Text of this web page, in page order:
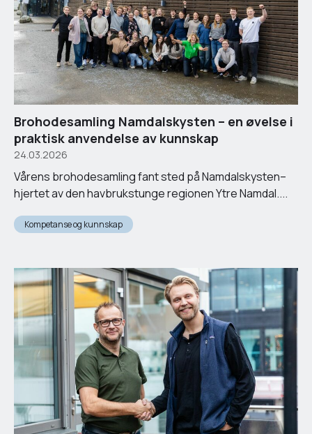
Brohodesamling Namdalskysten – en øvelse i
praktisk anvendelse av kunnskap
24.03.2026
Vårens brohodesamling fant sted på Namdalskysten–
hjertet av den havbrukstunge regionen Ytre Namdal....
Kompetanse og kunnskap